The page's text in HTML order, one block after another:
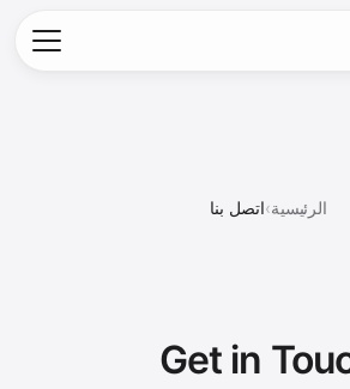
الرئيسية›اتصل بنا
Get in